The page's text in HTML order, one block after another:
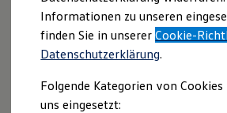
Bau & Handwerk
Gewerbliche
Service & mobile
Kurier, Logistik & Handel
Kühlfahrzeuge
Feuerwehr
Hier finden Sie
Messink Automobile
verantwortliche
und Angeboten, die auf
Informationen zu unseren
finden Sie in unsererCookie-
Datenschutzerklärung.
Folgende Kategorien von
uns eingesetzt: